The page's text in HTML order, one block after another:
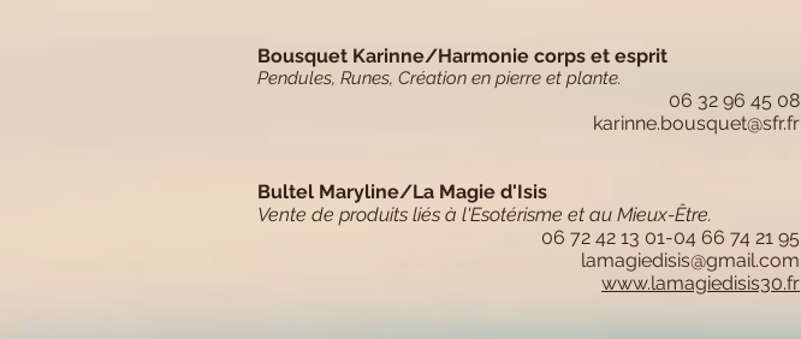
Bousquet Karinne/Harmonie corps et esprit
Pendules, Runes, Création en pierre et plante.
06 32 96 45 08
karinne.bousquet@sfr.fr
Bultel Maryline/La Magie d'Isis
Vente de produits liés à l'Esotérisme et au Mieux-Être.
06 72 42 13 01-04 66 74 21 95
lamagiedisis@gmail.com
www.lamagiedisis30.fr